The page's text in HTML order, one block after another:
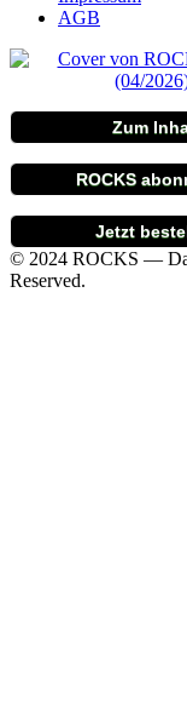
AGB
Zum
ROCKS
Jetzt
© 2024 ROCKS —
Reserved.